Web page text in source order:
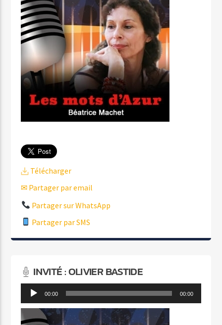
Télécharger
✉ Partager par email
Partager sur WhatsApp
Partager par SMS
INVITÉ : OLIVIER BASTIDE
Lecteur 00:00 00:00